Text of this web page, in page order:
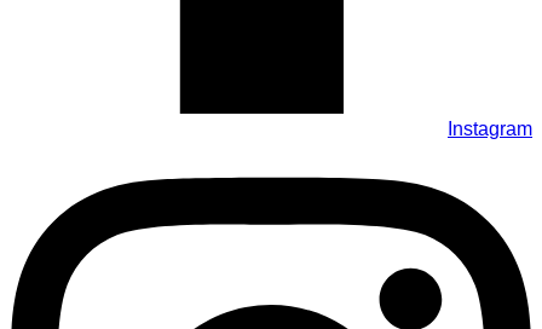
Instagram